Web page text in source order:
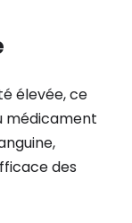
élevée, ce
médicament
des